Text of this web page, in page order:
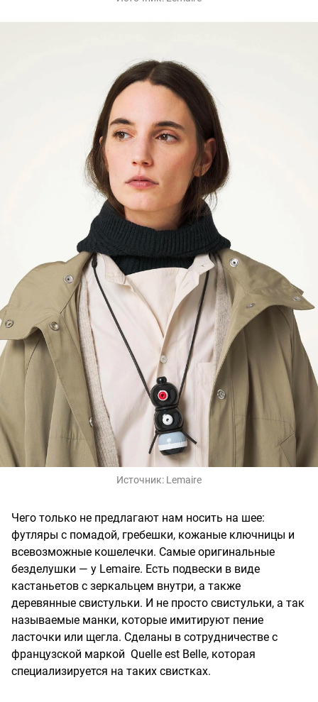
Источник: Lemaire
Чего только не предлагают нам носить на шее:
футляры с помадой, гребешки, кожаные ключницы и
всевозможные кошелечки. Самые оригинальные
безделушки — у Lemaire. Есть подвески в виде
кастаньетов с зеркальцем внутри, а также
деревянные свистульки. И не просто свистульки, а так
называемые манки, которые имитируют пение
ласточки или щегла. Сделаны в сотрудничестве с
французской маркой Quelle est Belle, которая
специализируется на таких свистках.